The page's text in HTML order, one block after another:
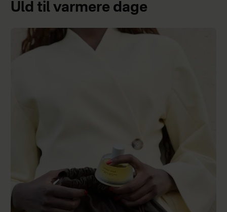
Uld til varmere dage